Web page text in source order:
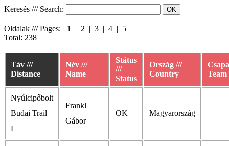
Keresés /// Search: OK
Oldalak /// Pages: 1 | 2 | 3 | 4 | 5 |
Total: 238
Táv ///
Distance
Név ///
Name
Státus
///
Status
Ország ///
Country
Team
Nyúlcipőbolt
Budai Trail
L
Frankl
Gábor
OK Magyarország